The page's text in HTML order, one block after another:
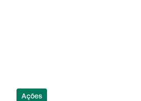
Ações